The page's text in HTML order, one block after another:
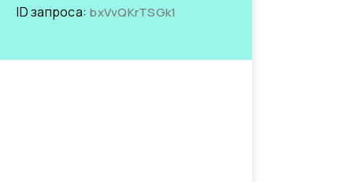
ID запроса: bxVvQKrTSGk1